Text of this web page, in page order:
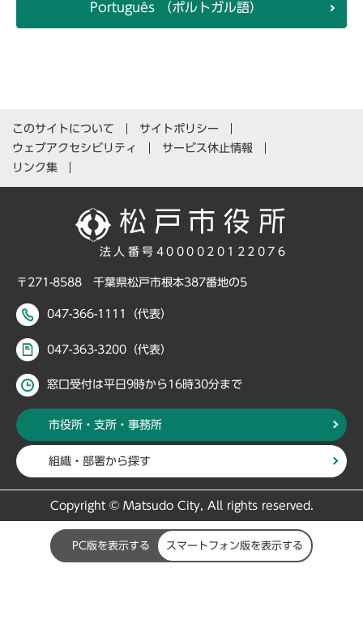
Português （ポルトガル語）
このサイトについて
サイトポリシー
ウェブアクセシビリティ
サービス休止情報
リンク集
法人番号4000020122076
〒271-8588 千葉県松戸市根本387番地の5
047-366-1111（代表）
047-363-3200（代表）
窓口受付は平日9時から16時30分まで
市役所・支所・事務所
組織・部署から探す
Copyright © Matsudo City, All rights reserved.
PC版を表示する スマートフォン版を表示する